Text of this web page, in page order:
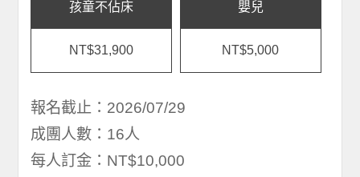
孩童不佔床
NT$31,900
嬰兒
NT$5,000
報名截止：2026/07/29
成團人數：16人
每人訂金：NT$10,000